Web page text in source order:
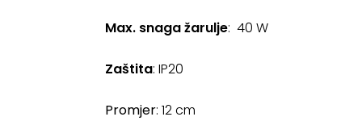
Max. snaga žarulje: 40 W
Zaštita: IP20
Promjer: 12 cm